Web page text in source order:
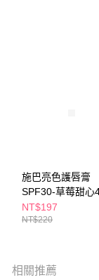
。
同意方可使用
本公司不負相關責
狀況，依本公司即
取法律行動。
施巴亮色護唇膏
SPF30-草莓甜心
NT$197
NT$220
相關推薦